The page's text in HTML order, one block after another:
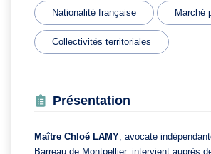
Nationalité française Marché
Collectivités territoriales
Présentation
Maître Chloé LAMY , avocate
Barreau de Montpellier, intervient auprès